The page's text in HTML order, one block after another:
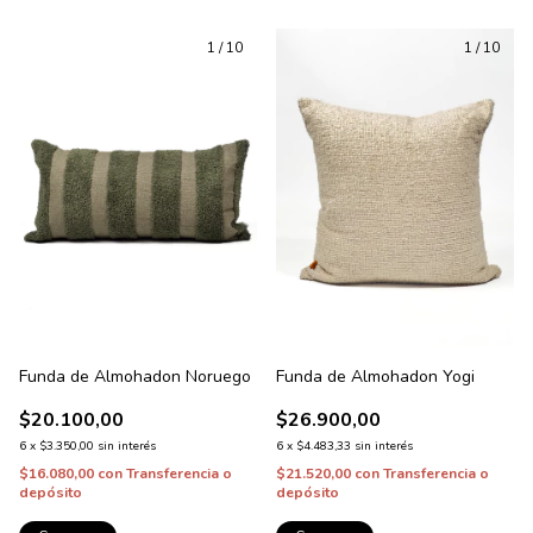
1 /10
Funda de Almohadon Noruego
$20.100,00
6 x $3.350,00 sin interés
$16.080,00 conTransferencia o
depósito
1 /10
Funda de Almohadon Yogi
$26.900,00
6 x $4.483,33 sin interés
$21.520,00 conTransferencia o
depósito